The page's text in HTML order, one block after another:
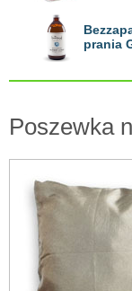
prania
Poszewka